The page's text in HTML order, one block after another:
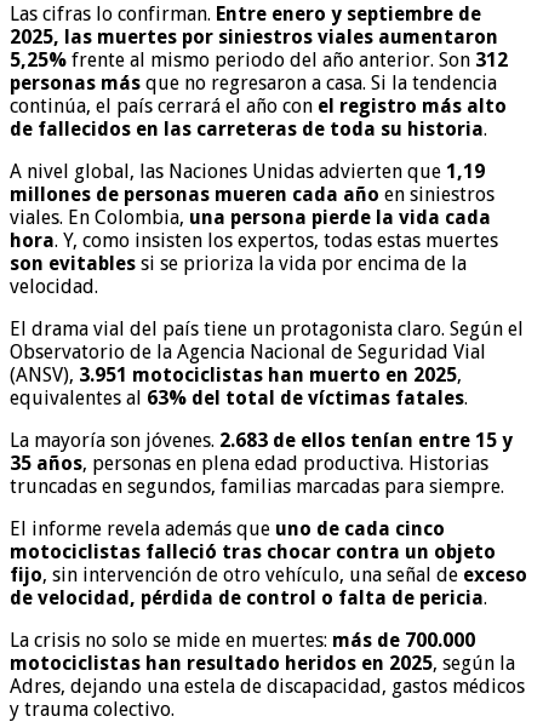
Las cifras lo confirman. Entre enero y septiembre de
2025, las muertes por siniestros viales aumentaron
5,25% frente al mismo periodo del año anterior. Son 312
personas más que no regresaron a casa. Si la tendencia
continúa, el país cerrará el año con el registro más alto
de fallecidos en las carreteras de toda su historia.
A nivel global, las Naciones Unidas advierten que 1,19
millones de personas mueren cada año en siniestros
viales. En Colombia, una persona pierde la vida cada
hora. Y, como insisten los expertos, todas estas muertes
son evitables si se prioriza la vida por encima de la
velocidad.
El drama vial del país tiene un protagonista claro. Según el
Observatorio de la Agencia Nacional de Seguridad Vial
(ANSV), 3.951 motociclistas han muerto en 2025,
equivalentes al 63% del total de víctimas fatales.
La mayoría son jóvenes. 2.683 de ellos tenían entre 15 y
35 años, personas en plena edad productiva. Historias
truncadas en segundos, familias marcadas para siempre.
El informe revela además que uno de cada cinco
motociclistas falleció tras chocar contra un objeto
fijo, sin intervención de otro vehículo, una señal de exceso
de velocidad, pérdida de control o falta de pericia.
La crisis no solo se mide en muertes: más de 700.000
motociclistas han resultado heridos en 2025, según la
Adres, dejando una estela de discapacidad, gastos médicos
y trauma colectivo.